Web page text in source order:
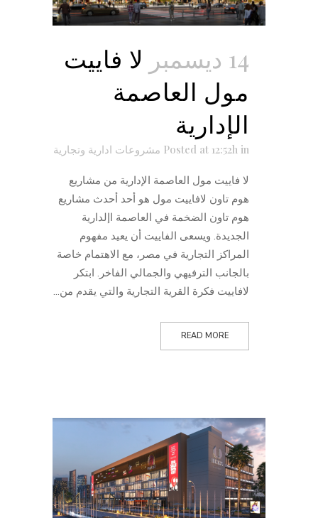
14 ديسمبر
لا فاييت
مول العاصمة
الإدارية
Posted at 12:52h in مشروعات ادارية وتجارية
لا فاييت مول العاصمة الإدارية من مشاريع
هوم تاون لافاييت مول هو أحد أحدث مشاريع
هوم تاون الضخمة في العاصمة اإلدارية
الجديدة. ويسعى الفاييت أن يعيد مفهوم
المراكز التجارية في مصر، مع الاهتمام خاصة
بالجانب الترفيهي والجمالي الفاخر. ابتكر
لافاييت فكرة القرية التجارية والتي يقدم من...
READ MORE